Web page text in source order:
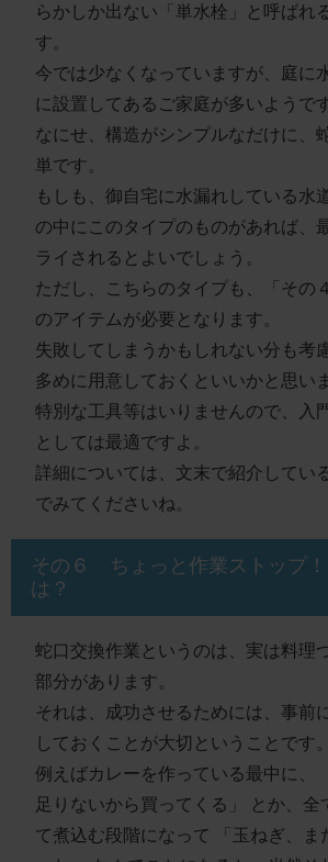
らかしか出ない 「単水栓」
と呼ばれ
す。
今では少なくなっていますが、庭に
に設置してあるご家庭が多いようです
なにせ、構造がシンプルなだけに、
単です。
もしも、御自宅に水漏れしている水
の中にこのタイプのものがあれば、
ライ されるとよいでしょう。
ただし、こちらのタイプも、「その
のアイテムが必要となります。
失敗してしまうかもしれない分も考
多めに用意しておくといいかと思い
特別な工具等はいりませんので、
入
としては最適ですよ。
詳細については、 文末で紹介してい
でみてくださいね。
その６ ちょっと作業ストップ！
は？
蛇口交換作業というのは、実は料理
部分があります。
それは、成功させるためには、 事前
しておくことが大切 ということです。
例えばカレーを作っている最中に、
足りないから買ってくる」 とか、全
て煮込む段階になって 「玉ねぎ、ま